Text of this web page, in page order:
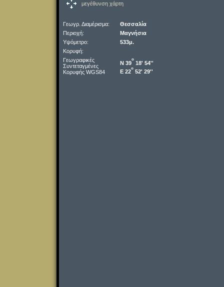
μεγέθυνση χάρτη
Γεωγρ. Διαμέρισμα:
Θεσσαλία
Περιοχή:
Μαγνήσια
Υψόμετρο:
533μ.
Κορυφή:
Γεωγραφικές
Συντεταγμένες
Κορυφής WGS84
Ν 39
o
18' 54''
Ε 22
o
52' 29''